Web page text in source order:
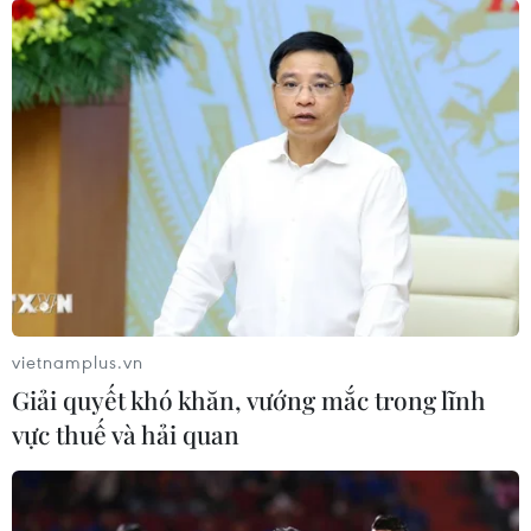
Chủ tịch Liên đoàn Bóng đá thế giới
chịu sức ép chưa từng có
06/08/2026 04:12
Futsal Việt Nam bất bại sau trận hòa
khó tin trước chủ nhà Thái Lan
06/08/2026 02:38
Toàn cảnh ASEAN Cup: Thái
Lan "thắng như chẻ tre", thách thức
tuyển Việt Nam
05/08/2026 07:15
vietnamplus.vn
Giải quyết khó khăn, vướng mắc trong lĩnh
vực thuế và hải quan